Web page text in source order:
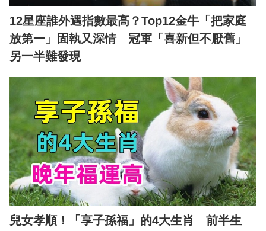
12星座誰外遇指數最高？Top12金牛「把家庭
放第一」固執又深情 冠軍「喜新但不厭舊」
另一半難發現
兒女孝順！「享子孫福」的4大生肖 前半生